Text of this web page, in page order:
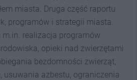
miasta. Druga część raportu
programów i strategii miasta.
m.in. realizacja programów
opieki nad zwierzętami
bezdomności zwierząt,
usuwania azbestu, ograniczenia